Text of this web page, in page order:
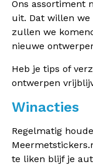
Ons assortiment
uit. Dat willen
zullen we
nieuwe
Heb je tips of
ontwerpen
Winacties
Regelmatig
te liken blijf je